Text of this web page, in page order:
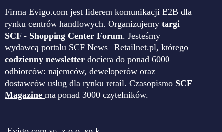
Firma Evigo.com jest liderem komunikacji B2B dla
rynku centrów handlowych. Organizujemy targi
SCF - Shopping Center Forum. Jesteśmy
wydawcą portalu SCF News | Retailnet.pl, którego
codzienny newsletter dociera do ponad 6000
odbiorców: najemców, deweloperów oraz
dostawców usług dla rynku retail. Czasopismo SCF
Magazine ma ponad 3000 czytelników.